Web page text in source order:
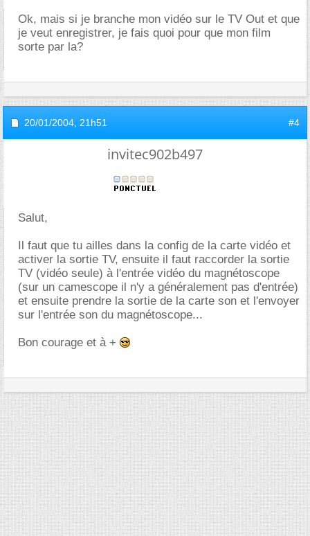
Ok, mais si je branche mon vidéo sur le TV Out et que
je veut enregistrer, je fais quoi pour que mon film
sorte par la?
20/01/2004, 21h51 #4
invitec902b497
Salut,
Il faut que tu ailles dans la config de la carte vidéo et
activer la sortie TV, ensuite il faut raccorder la sortie
TV (vidéo seule) à l'entrée vidéo du magnétoscope
(sur un camescope il n'y a généralement pas d'entrée)
et ensuite prendre la sortie de la carte son et l'envoyer
sur l'entrée son du magnétoscope...
Bon courage et à +